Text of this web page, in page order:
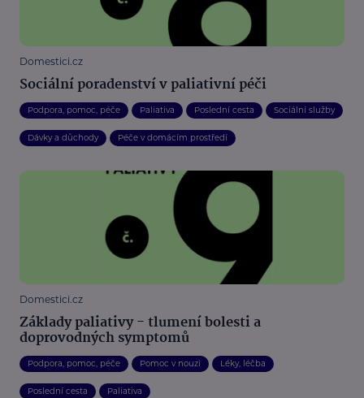
Domestici.cz
Sociální poradenství v paliativní péči
Podpora, pomoc, péče Paliativa Poslední cesta Sociální služby
Dávky a důchody Péče v domácím prostředí
Domestici.cz
Základy paliativy - tlumení bolesti a
doprovodných symptomů
Podpora, pomoc, péče Pomoc v nouzi Léky, léčba
Poslední cesta Paliativa